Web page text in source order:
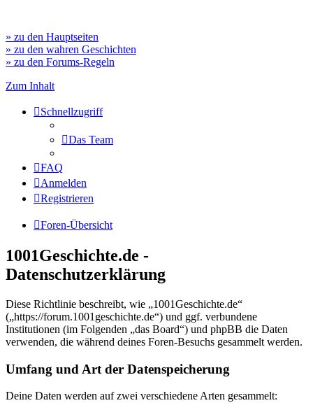
» zu den Hauptseiten
» zu den wahren Geschichten
» zu den Forums-Regeln
Zum Inhalt
Schnellzugriff
Das Team
FAQ
Anmelden
Registrieren
Foren-Übersicht
1001Geschichte.de -
Datenschutzerklärung
Diese Richtlinie beschreibt, wie „1001Geschichte.de“
(„https://forum.1001geschichte.de“) und ggf. verbundene
Institutionen (im Folgenden „das Board“) und phpBB die Daten
verwenden, die während deines Foren-Besuchs gesammelt werden.
Umfang und Art der Datenspeicherung
Deine Daten werden auf zwei verschiedene Arten gesammelt: